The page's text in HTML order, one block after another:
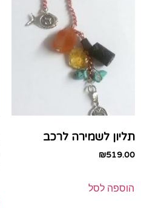
תליון לשמירה לרכב
₪519.00
הוספה לסל